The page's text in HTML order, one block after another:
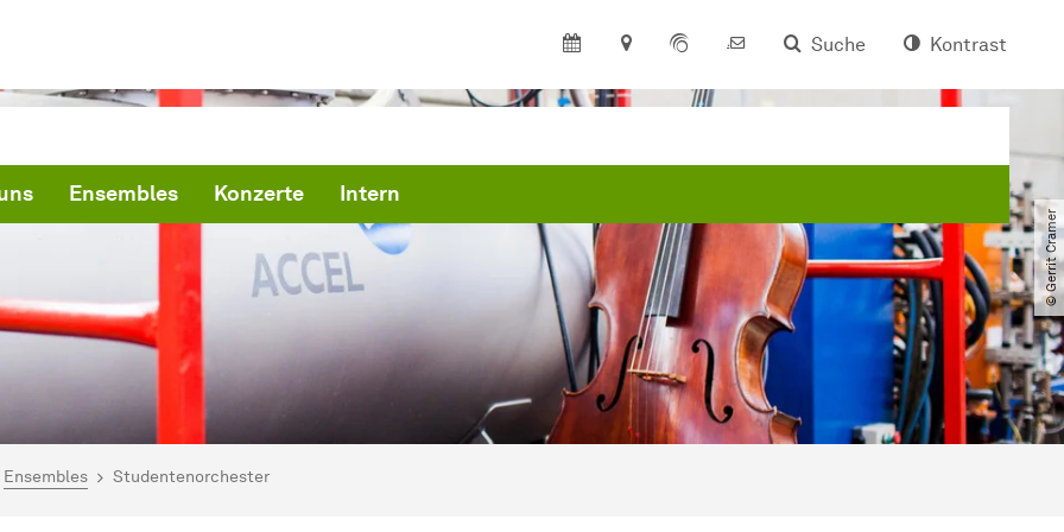
Suche Kontrast
Ensembles Konzerte Intern
© Gerrit Cramer
hier:
Ensembles Studentenorchester